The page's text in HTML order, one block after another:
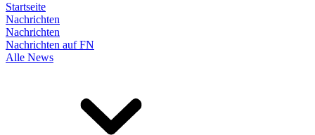
Startseite
Nachrichten
Nachrichten
Nachrichten auf FN
Alle News